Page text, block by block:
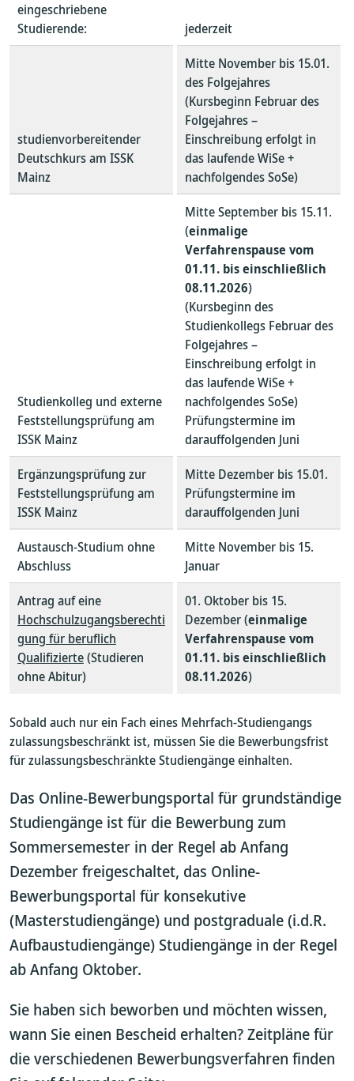
eingeschriebene
Studierende:
jederzeit
studienvorbereitender
Deutschkurs am ISSK
Mainz
Mitte November bis 15.01.
des Folgejahres
(Kursbeginn Februar des
Folgejahres –
Einschreibung erfolgt in
das laufende WiSe +
nachfolgendes SoSe)
Studienkolleg und externe
Feststellungsprüfung am
ISSK Mainz
Mitte September bis 15.11.
(einmalige
Verfahrenspause vom
01.11. biseinschließlich
08.11.2026)
(Kursbeginn des
Studienkollegs Februar des
Folgejahres –
Einschreibung erfolgt in
das laufende WiSe +
nachfolgendes SoSe)
Prüfungstermine im
darauffolgenden Juni
Ergänzungsprüfung zur
Feststellungsprüfung am
ISSK Mainz
Mitte Dezember bis 15.01.
Prüfungstermine im
darauffolgenden Juni
Austausch-Studium ohne
Abschluss
Mitte November bis 15.
Januar
Antrag auf eine
Hochschulzugangsberechti
gung für beruflich
Qualifizierte(Studieren
ohne Abitur)
01. Oktober bis 15.
Dezember (einmalige
Verfahrenspause vom
01.11. bis einschließlich
08.11.2026)
Sobald auch nur ein Fach eines Mehrfach-Studiengangs
zulassungsbeschränkt ist, müssen Sie die Bewerbungsfrist
für zulassungsbeschränkte Studiengänge einhalten.
Das Online-Bewerbungsportal für grundständige
Studiengänge ist für die Bewerbung zum
Sommersemester in der Regel ab Anfang
Dezember freigeschaltet, das Online-
Bewerbungsportal für konsekutive
(Masterstudiengänge) und postgraduale (i.d.R.
Aufbaustudiengänge) Studiengänge in der Regel
ab Anfang Oktober.
Sie haben sich beworben und möchten wissen,
wann Sie einen Bescheid erhalten? Zeitpläne für
die verschiedenen Bewerbungsverfahren finden